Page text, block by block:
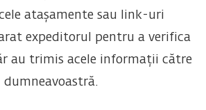
atașamente sau link-uri
expeditorul pentru a verifica
au trimis acele informații către
dumneavoastră.